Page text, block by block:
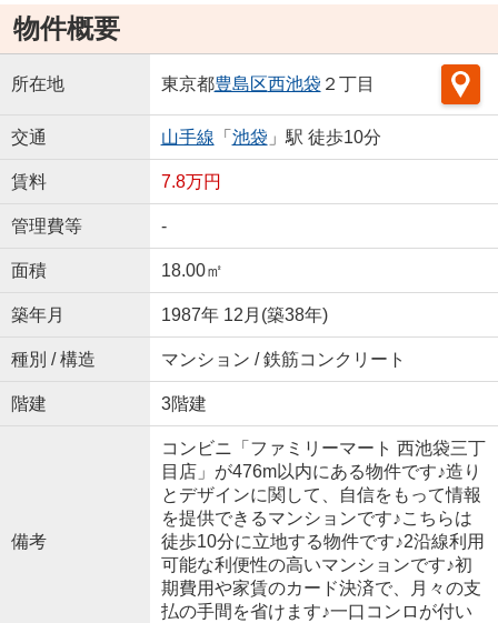
物件概要
所在地 東京都豊島区西池袋 ２丁目
交通 山手線 「 池袋 」駅 徒歩10分
賃料 7.8万円
管理費等 -
面積 18.00㎡
築年月 1987年 12月(築38年)
種別 / 構造 マンション / 鉄筋コンクリート
階建 3階建
備考
コンビニ「ファミリーマート 西池袋三丁
目店」が476m以内にある物件です♪造り
とデザインに関して、自信をもって情報
を提供できるマンションです♪こちらは
徒歩10分に立地する物件です♪2沿線利用
可能な利便性の高いマンションです♪初
期費用や家賃のカード決済で、月々の支
払の手間を省けます♪一口コンロが付い